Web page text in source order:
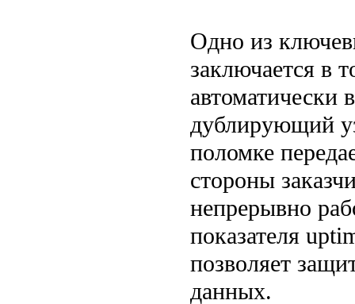
Одно из
заключается в
автоматически
дублирующий
поломке
стороны
непрерывно
показателя
позволяет
данных.